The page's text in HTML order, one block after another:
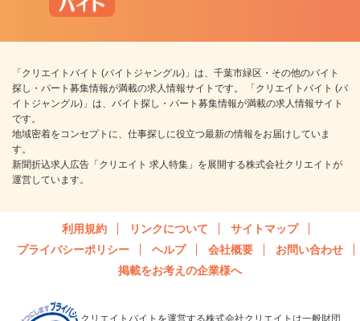
「クリエイトバイト (バイトジャングル)」は、千葉市緑区・その他のバイト
探し・パート募集情報が満載の求人情報サイトです。 「クリエイトバイト (バ
イトジャングル)」は、バイト探し・パート募集情報が満載の求人情報サイト
です。
地域密着をコンセプトに、仕事探しに役立つ最新の情報をお届けしていま
す。
新聞折込求人広告「クリエイト 求人特集」を展開する株式会社クリエイトが
運営しています。
利用規約 リンクについて
サイトマップ
プライバシーポリシー
ヘルプ 会社概要
お問い合わせ
掲載をお考えの企業様へ
クリエイトバイトを運営する株式会社クリエイトは一般財団